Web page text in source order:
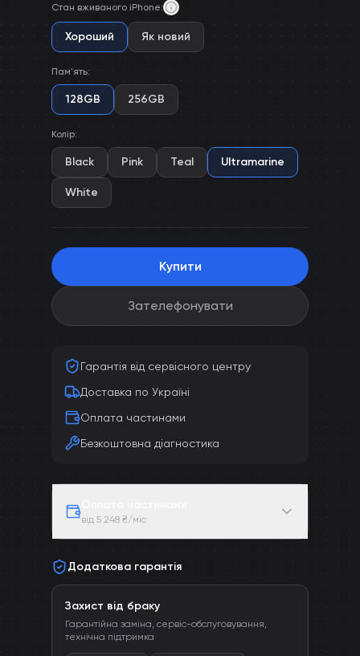
Стан вживаного iPhone:
Хороший Як новий
Пам'ять:
128GB 256GB
Колір:
Black Pink Teal Ultramarine
White
Купити
Зателефонувати
Гарантія від сервісного центру
Доставка по Україні
Оплата частинами
Безкоштовна діагностика
від 5 248 ₴/міс
Додаткова гарантія
Захист від браку
Гарантійна заміна, сервіс-обслуговування,
технічна підтримка